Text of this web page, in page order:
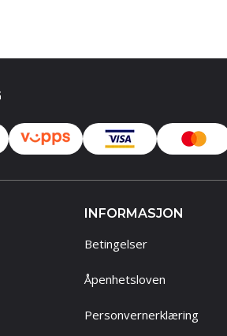
INFORMASJON
Betingelser
Åpenhetsloven
Personvernerklæring